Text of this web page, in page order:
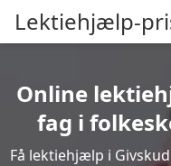
Lektiehjælp-
Online
fag i
Få lektiehjælp i